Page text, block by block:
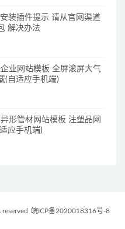
装插件提示 请从官网渠道
解决办法
业网站模板 全屏滚屏大气
(自适应手机端)
形管材网站模板 注塑品网
应手机端)
皖ICP备2020018316号-8